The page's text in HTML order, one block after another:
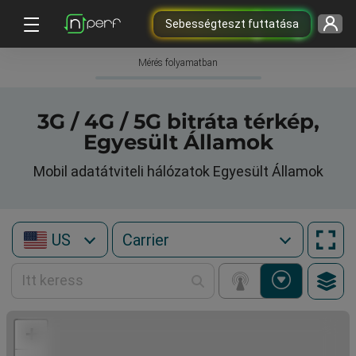
Sebességteszt futtatása
Mérés folyamatban
3G / 4G / 5G bitráta térkép,
Egyesült Államok
Mobil adatátviteli hálózatok Egyesült Államok
US